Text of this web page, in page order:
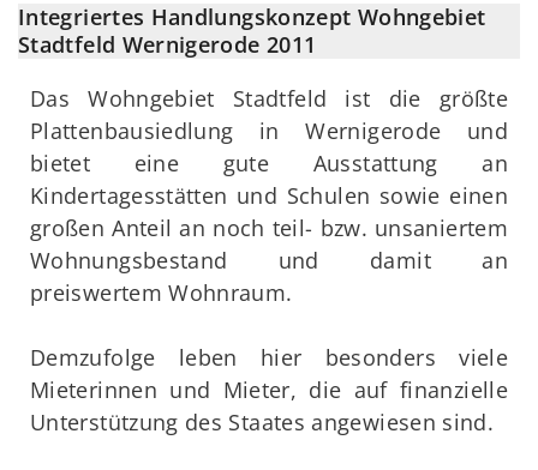
Integriertes Handlungskonzept Wohngebiet
Stadtfeld Wernigerode 2011
Das Wohngebiet Stadtfeld ist die größte
Plattenbausiedlung in Wernigerode und
bietet eine gute Ausstattung an
Kindertagesstätten und Schulen sowie einen
großen Anteil an noch teil- bzw. unsaniertem
Wohnungsbestand und damit an
preiswertem Wohnraum.
Demzufolge leben hier besonders viele
Mieterinnen und Mieter, die auf finanzielle
Unterstützung des Staates angewiesen sind.